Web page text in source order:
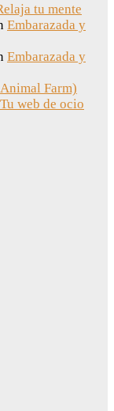
tu mente
Embarazada y
Embarazada y
Farm)
web de ocio